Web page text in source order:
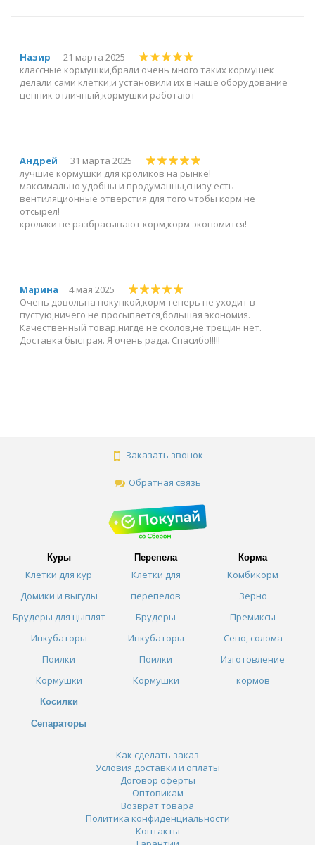
Назир
21 марта 2025
классные кормушки,брали очень много таких кормушек
делали сами клетки,и установили их в наше оборудование
ценник отличный,кормушки работают
Андрей
31 марта 2025
лучшие кормушки для кроликов на рынке!
максимально удобны и продуманны,снизу есть
вентиляционные отверстия для того чтобы корм не
отсырел!
кролики не разбрасывают корм,корм экономится!
Марина
4 мая 2025
Очень довольна покупкой,корм теперь не уходит в
пустую,ничего не просыпается,большая экономия.
Качественный товар,нигде не сколов,не трещин нет.
Доставка быстрая. Я очень рада. Спасибо!!!!!
Заказать звонок
Обратная связь
Куры
Клетки для кур
Домики и выгулы
Брудеры для цыплят
Инкубаторы
Поилки
Кормушки
Косилки
Сепараторы
Перепела
Клетки для
перепелов
Брудеры
Инкубаторы
Поилки
Кормушки
Корма
Комбикорм
Зерно
Премиксы
Сено, солома
Изготовление
кормов
Как сделать заказ
Условия доставки и оплаты
Договор оферты
Оптовикам
Возврат товара
Политика конфиденциальности
Контакты